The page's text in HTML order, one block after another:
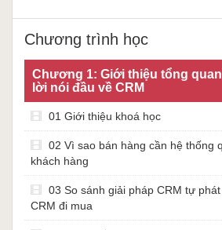
Để có thể theo dõi khoá học 1 cách dễ
người học cần có sẵn kiến thức về Google
học:
Google Trang Tính - Sự bổ sung tuyệt
Chương trình học
Chương 1: Giới thiệu tổng
lời nói đầu về CRM
01 Giới thiệu khoá học
02 Vì sao bán hàng cần hệ thống
khách hàng
03 So sánh giải pháp CRM tự
CRM đi mua